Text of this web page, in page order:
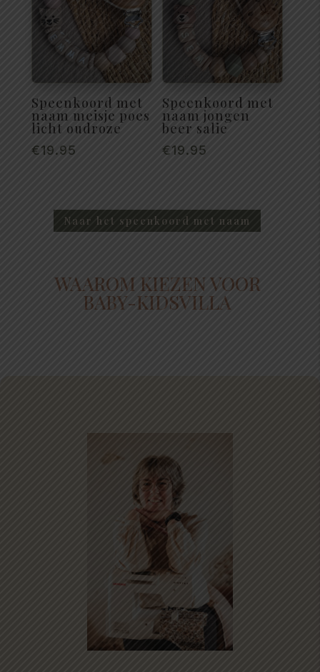
Speenkoord met
naam meisje poes
licht oudroze
€19.95
Speenkoord met
naam jongen
beer salie
€19.95
Naar het speenkoord met naam
WAAROM KIEZEN VOOR
BABY-KIDSVILLA